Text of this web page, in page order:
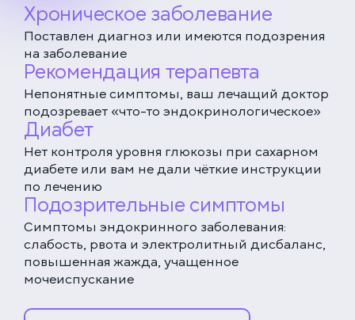
Хроническое заболевание
Поставлен диагноз или имеются подозрения
на заболевание
Рекомендация терапевта
Непонятные симптомы, ваш лечащий доктор
подозревает «что-то эндокринологическое»
Диабет
Нет контроля уровня глюкозы при сахарном
диабете или вам не дали чёткие инструкции
по лечению
Подозрительные симптомы
Симптомы эндокринного заболевания:
слабость, рвота и электролитный дисбаланс,
повышенная жажда, учащенное
мочеиспускание